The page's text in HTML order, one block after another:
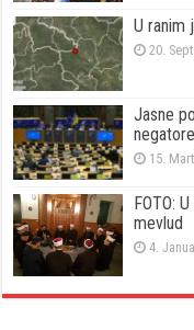
U ranim
20.
Jasne
15.
FOTO:
mevlud
4.